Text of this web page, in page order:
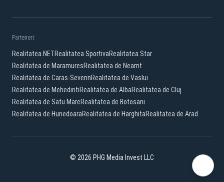
Parteneri:
Realitatea.NETRealitatea SportivaRealitatea Star
Realitatea de MaramuresRealitatea de Neamt
Realitatea de Caras-SeverinRealitatea de Vaslui
Realitatea de MehedintiRealitatea de AlbaRealitatea de Cluj
Realitatea de Satu MareRealitatea de Botosani
Realitatea de HunedoaraRealitatea de HarghitaRealitatea de Arad
© 2026 PHG Media Invest LLC